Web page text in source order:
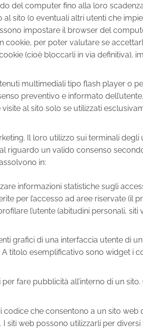
del computer fino alla loro
sito (o eventuali altri utenti che
impostare il browser del
per poter valutare se
(cioè bloccarli in via definitiva),
multimediali tipo flash player o
preventivo e informato
al sito solo se utilizzati
Il loro utilizzo sui terminali degli
un valido consenso
in:
informazioni statistiche sugli
per l’accesso ad aree riservate (il
l’utente (abitudini personali, siti
grafici di una interfaccia utente di
titolo esemplificativo sono widget i
fare pubblicità all’interno di un
che consentono a un sito web
web possono utilizzarli per diversi